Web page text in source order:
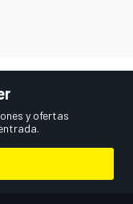
y ofertas